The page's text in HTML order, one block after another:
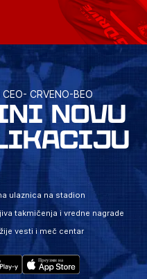
CEO- CRVENO-BEO
NOVU
ulaznica na stadion
takmičenja i vredne nagrade
vesti i meč centar